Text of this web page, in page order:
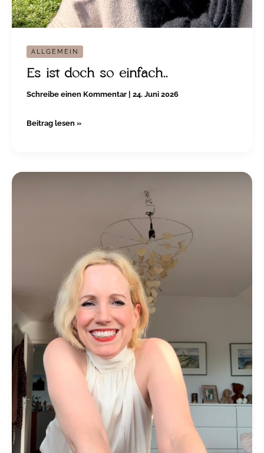
ALLGEMEIN
Es ist doch so einfach..
Schreibe einen Kommentar 24. Juni 2026
Beitrag lesen »